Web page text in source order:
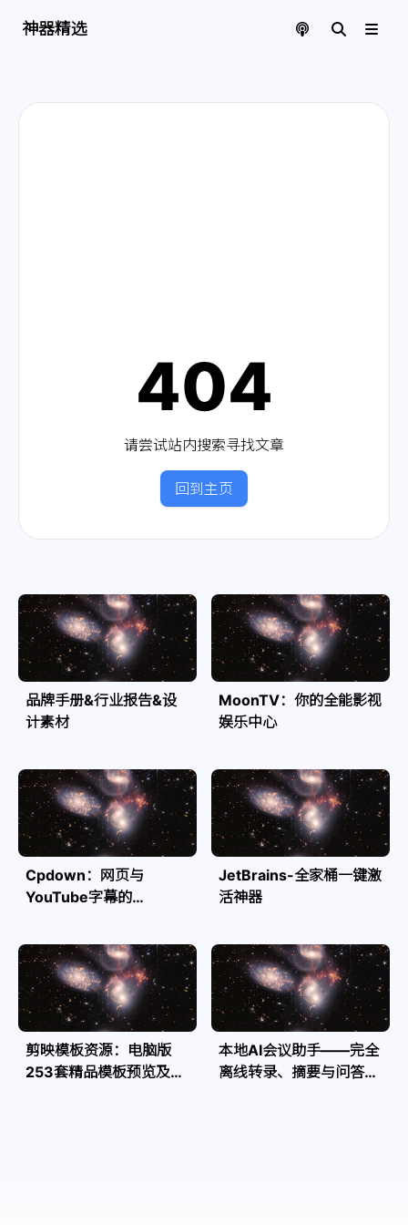
神器精选
404
请尝试站内搜索寻找文章
回到主页
品牌手册&行业报告&设
计素材
MoonTV：你的全能影视
娱乐中心
Cpdown：网页与
YouTube字幕的
JetBrains-全家桶一键激
活神器
剪映模板资源：电脑版
253套精品模板预览及源
本地AI会议助手——完全
离线转录、摘要与问答，